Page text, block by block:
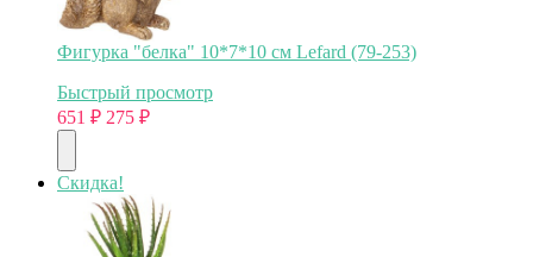
Фигурка "белка" 10*7*10 см Lefard (79-253)
Быстрый просмотр
651 ₽ 275 ₽
Скидка!